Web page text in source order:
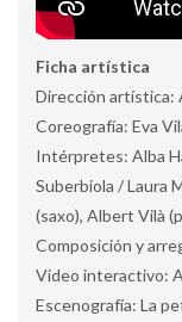
Ficha artística
Dirección artística:
Coreografía: Eva
Intérpretes: Alba
Suberbiola / Laura
(saxo), Albert Vilà
Composición y
Video interactivo:
Escenografía: La